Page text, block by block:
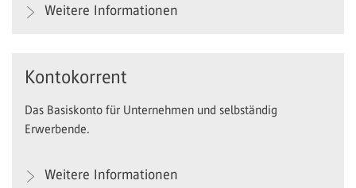
Weitere Informationen
Kontokorrent
Das Basiskonto für Unternehmen und selbständig
Erwerbende.
Weitere Informationen